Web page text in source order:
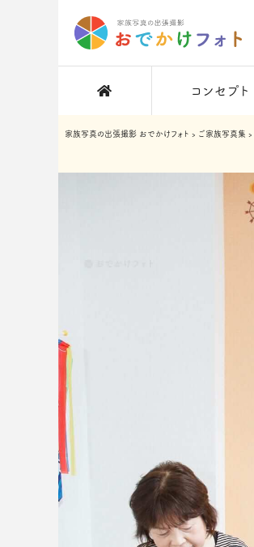
コンセプト
家族写真の出張撮影 おでかけフォト › ご家族写真集 ›